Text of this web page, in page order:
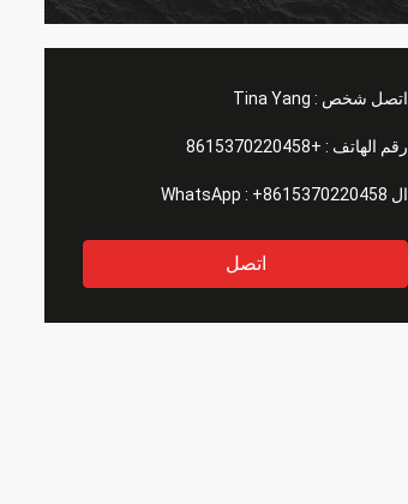
اتصل شخص : Tina Yang
رقم الهاتف : +8615370220458
ال WhatsApp : +8615370220458
اتصل